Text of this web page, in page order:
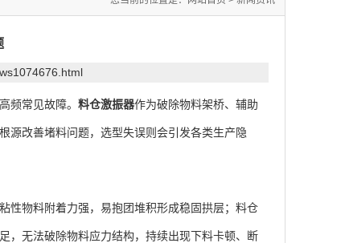
常见故障。 料仓激振器作为破除物料架桥、辅助
源改善堵料问题，选型失误则会引发各类生产隐
物料附着力强，易抱团堆积形成稳固拱层；料仓
，无法破除物料应力结构，持续出现下料卡顿、断